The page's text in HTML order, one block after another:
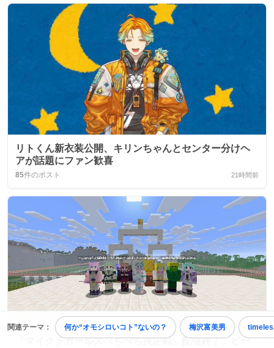
関連テーマ： 何か“オモシロいコト”ないの？ 梅沢富美男
リトくん新衣装公開、キリンちゃんとセンター分けヘ
アが話題にファン歓喜
85件のポスト 21時間前
「マイクラガールズぺちぺち決定戦」配信終了、ビー